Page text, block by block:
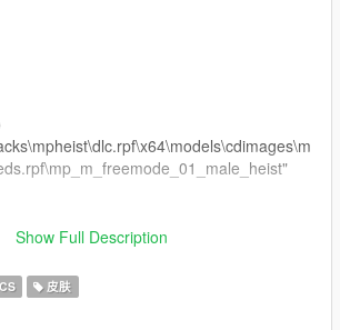
it (Just Drag into GTA V Root Folder)
scripts/skin-control
Show Full Description
皮肤